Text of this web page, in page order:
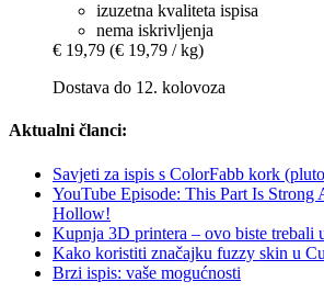
izuzetna kvaliteta ispisa
nema iskrivljenja
€ 19,79 (€ 19,79 / kg)
Dostava do 12. kolovoza
Aktualni članci:
Savjeti za ispis s ColorFabb kork
YouTube Episode: This Part Is
Hollow!
Kupnja 3D printera – ovo biste trebali
Kako koristiti značajku fuzzy skin u
Brzi ispis: vaše mogućnosti